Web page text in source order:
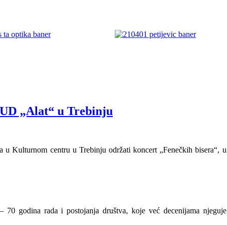
„Alat“ u Trebinju
u Kulturnom centru u Trebinju održati koncert „Fenečkih bisera“, u
godina rada i postojanja društva, koje već decenijama njeguje